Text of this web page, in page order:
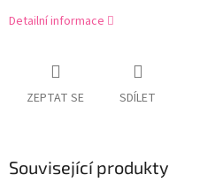
Detailní informace
ZEPTAT SE SDÍLET
Související produkty